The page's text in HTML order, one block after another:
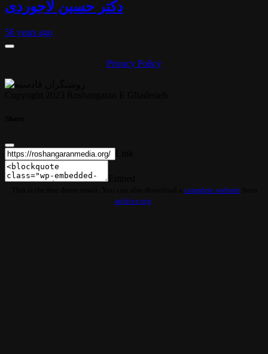
دکتر حسین لاجوردی
56 years ago
Privacy Policy
complete websitefrom
archive.org